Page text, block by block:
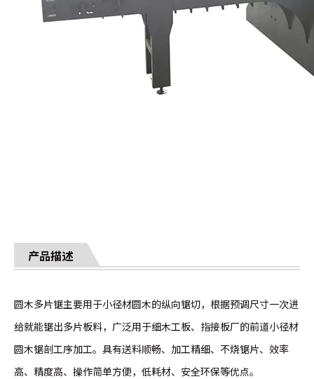
产品描述
圆木多片锯主要用于小径材圆木的纵向锯切，根据预调尺寸一次进
给就能锯出多片板料，广泛用于细木工板、指接板厂的前道小径材
圆木锯剖工序加工。具有送料顺畅、加工精细、不烧锯片、效率
高、精度高、操作简单方便，低耗材、安全环保等优点。